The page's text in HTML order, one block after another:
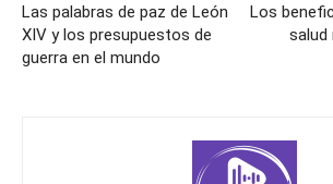
Las palabras de paz de León
XIV y los presupuestos de
guerra en el mundo
Los
salud